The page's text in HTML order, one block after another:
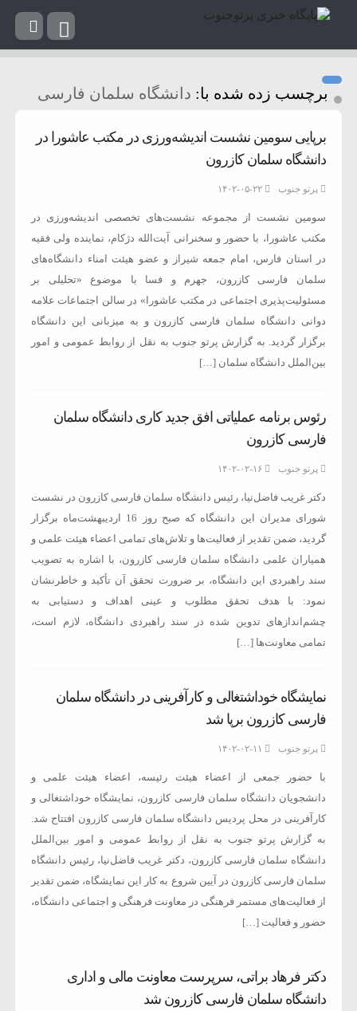
برچسب زده شده با: دانشگاه سلمان فارسی
برپایی سومین نشست اندیشه‌ورزی در مکتب عاشورا در
دانشگاه سلمان کازرون
پرتو جنوب ۱۴۰۲-۰۵-۲۲
سومین نشست از مجموعه نشست‌های تخصصی اندیشه‌ورزی در
مکتب عاشورا، با حضور و سخنرانی آیت‌الله دژکام، نماینده ولی فقیه
در استان فارس، امام جمعه شیراز و عضو هیئت امناء دانشگاه‌های
سلمان فارسی کازرون، جهرم و فسا با موضوع «تحلیلی بر
مسئولیت‌پذیری اجتماعی در مکتب عاشورا» در سالن اجتماعات علامه
دوانی دانشگاه سلمان فارسی کازرون و به میزبانی این دانشگاه
برگزار گردید. به گزارش پرتو جنوب به نقل از روابط عمومی و امور
بین‌الملل دانشگاه سلمان […]
رئوس برنامه عملیاتی افق جدید کاری دانشگاه سلمان
فارسی کازرون
پرتو جنوب ۱۴۰۲-۰۲-۱۶
دکتر غریب فاضل‌نیا، رئیس دانشگاه سلمان فارسی کازرون در نشست
شورای مدیران این دانشگاه که صبح روز 16 اردیبهشت‌ماه برگزار
گردید، ضمن تقدیر از فعالیت‌ها و تلاش‌های تمامی اعضاء هیئت علمی و
همیاران علمی دانشگاه سلمان فارسی کازرون، با اشاره به تصویب
سند راهبردی این دانشگاه، بر ضرورت تحقق آن تأکید و خاطرنشان
نمود: با هدف تحقق مطلوب و عینی اهداف و دستیابی به
چشم‌اندازهای تدوین شده در سند راهبردی دانشگاه، لازم است،
تمامی معاونت‌ها […]
نمایشگاه خوداشتغالی و کارآفرینی در دانشگاه سلمان
فارسی کازرون برپا شد
پرتو جنوب ۱۴۰۲-۰۲-۱۱
با حضور جمعی از اعضاء هیئت رئیسه، اعضاء هیئت علمی و
دانشجویان دانشگاه سلمان فارسی کازرون، نمایشگاه خوداشتغالی و
کارآفرینی در محل پردیس دانشگاه سلمان فارسی کازرون افتتاح شد.
به گزارش پرتو جنوب به نقل از روابط عمومی و امور بین‌الملل
دانشگاه سلمان فارسی کازرون، دکتر غریب فاضل‌نیا، رئیس دانشگاه
سلمان فارسی کازرون در آیین شروع به کار این نمایشگاه، ضمن تقدیر
از فعالیت‌های مستمر فرهنگی در معاونت فرهنگی و اجتماعی دانشگاه،
حضور و فعالیت […]
دکتر فرهاد براتی، سرپرست معاونت مالی و اداری
دانشگاه سلمان فارسی کازرون شد